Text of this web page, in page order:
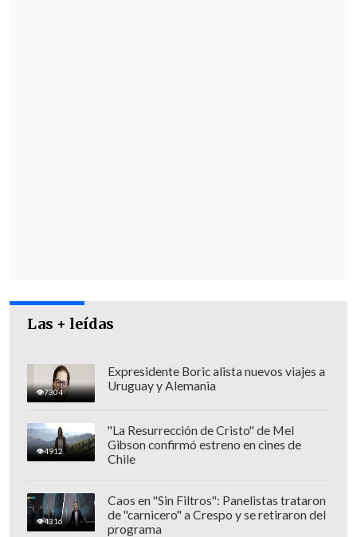
Las + leídas
7304
Expresidente Boric alista nuevos viajes a
Uruguay y Alemania
4912
"La Resurrección de Cristo" de Mel
Gibson confirmó estreno en cines de
Chile
4316
Caos en "Sin Filtros": Panelistas trataron
de "carnicero" a Crespo y se retiraron del
programa